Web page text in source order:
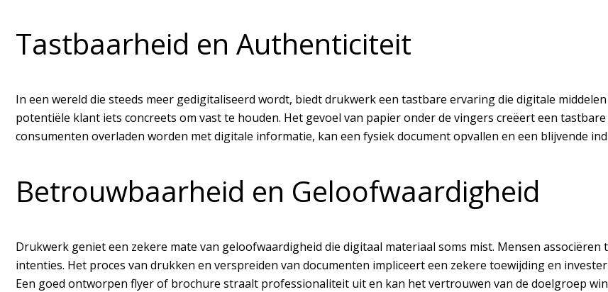
Tastbaarheid en Authenticiteit
In een wereld die steeds meer gedigitaliseerd wordt, biedt drukwerk een tastbare ervaring die digitale
potentiële klant iets concreets om vast te houden. Het gevoel van papier onder de vingers creëert een
consumenten overladen worden met digitale informatie, kan een fysiek document opvallen en een blijvende
Betrouwbaarheid en Geloofwaardigheid
Drukwerk geniet een zekere mate van geloofwaardigheid die digitaal materiaal soms mist. Mensen
intenties. Het proces van drukken en verspreiden van documenten impliceert een zekere toewijding en
Een goed ontworpen flyer of brochure straalt professionaliteit uit en kan het vertrouwen van de doelgroep